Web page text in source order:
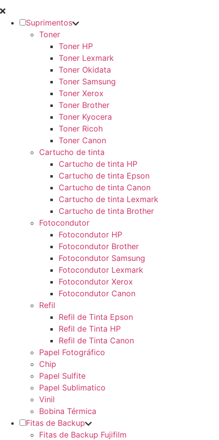
Suprimentos
Toner
Toner HP
Toner Lexmark
Toner Okidata
Toner Samsung
Toner Xerox
Toner Brother
Toner Kyocera
Toner Ricoh
Toner Canon
Cartucho de tinta
Cartucho de tinta HP
Cartucho de tinta Epson
Cartucho de tinta Canon
Cartucho de tinta Lexmark
Cartucho de tinta Brother
Fotocondutor
Fotocondutor HP
Fotocondutor Brother
Fotocondutor Samsung
Fotocondutor Lexmark
Fotocondutor Xerox
Fotocondutor Canon
Refil
Refil de Tinta Epson
Refil de Tinta HP
Refil de Tinta Canon
Papel Fotográfico
Chip
Papel Sulfite
Papel Sublimatico
Vinil
Bobina Térmica
Fitas de Backup
Fitas de Backup Fujifilm